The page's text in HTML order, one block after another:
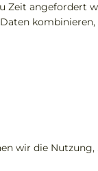
Zeit angefordert
kombinieren,
wir die